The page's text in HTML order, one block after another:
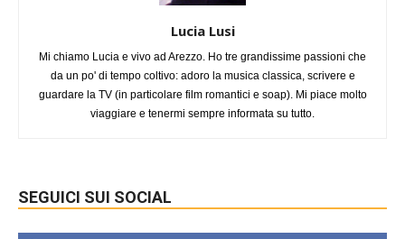
Lucia Lusi
Mi chiamo Lucia e vivo ad Arezzo. Ho tre grandissime passioni che
da un po' di tempo coltivo: adoro la musica classica, scrivere e
guardare la TV (in particolare film romantici e soap). Mi piace molto
viaggiare e tenermi sempre informata su tutto.
SEGUICI SUI SOCIAL